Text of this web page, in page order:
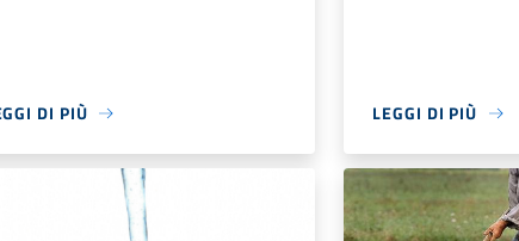
DI PIÙ LEGGI DI PIÙ